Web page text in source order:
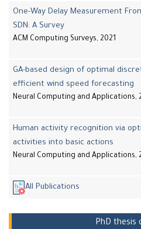
One-Way Delay Measurement
SDN: A Survey
ACM Computing Surveys, 2021
GA-based design of optimal
efficient wind speed forecasting
Neural Computing and Applications,
Human activity recognition via
activities into basic actions
Neural Computing and Applications,
All Publications
PhD thesis